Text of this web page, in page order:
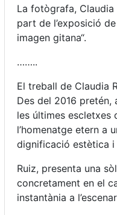
La fotògrafa,
part de l’exposició
imagen gitana“.
……..
El treball de Claudia
Des del 2016
les últimes escletxes
l’homenatge etern a
dignificació estètica
Ruiz, presenta una
concretament en el
instantània a